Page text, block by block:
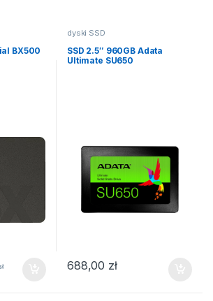
BX500
dyski SSD
SSD 2.5″ 960GB Adata
Ultimate SU650
688,00 zł